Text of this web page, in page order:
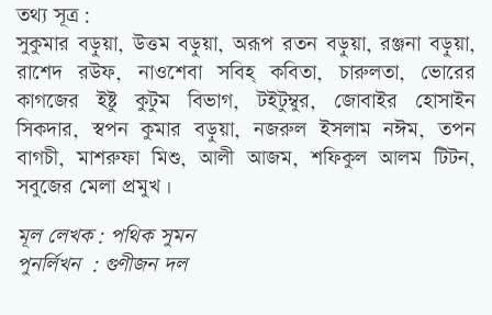
তথ্য সূত্র:
সুকুমার বড়ুয়া, উত্তম বড়ুয়া, অরূপ রতন বড়ুয়া, রঞ্জনা বড়ুয়া,
রাশেদ রউফ, নাওশেবা সবিহ্ কবিতা, চারুলতা, ভোরের
কাগজের ইষ্টু কুটুম বিভাগ, টইটুম্বুর, জোবাইর হোসাইন
সিকদার, স্বপন কুমার বড়ুয়া, নজরুল ইসলাম নঈম, তপন
বাগচী, মাশরুফা মিশু, আলী আজম, শফিকুল আলম টিটন,
সবুজের মেলা প্রমুখ।
মূল লেখক: পথিক সুমন
পুনর্লিখন : গুণীজন দল